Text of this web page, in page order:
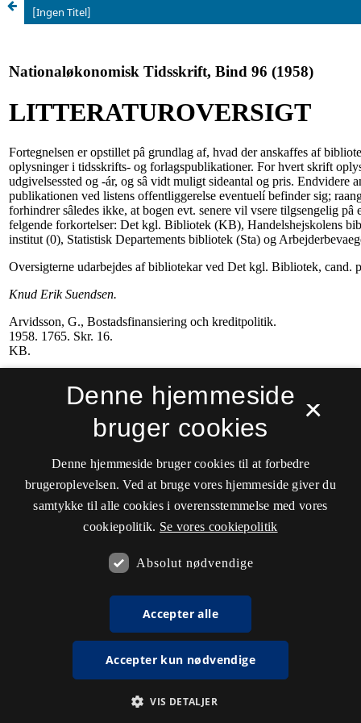
[Ingen Titel]
×
Denne hjemmeside
bruger cookies
Denne hjemmeside bruger cookies til at forbedre
brugeroplevelsen. Ved at bruge vores hjemmeside giver du
samtykke til alle cookies i overensstemmelse med vores
cookiepolitik. Se vores cookiepolitik
Absolut nødvendige
Accepter alle
Accepter kun nødvendige
VIS DETALJER